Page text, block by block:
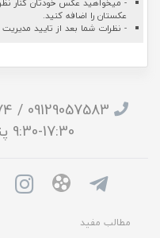
- میخواهید عکس خودتان کنار
عکستان را اضافه کنید.
- نظرات شما بعد از تایید
17:30-9:30 پنجشنبه 13:00-9:30
مطالب مفید